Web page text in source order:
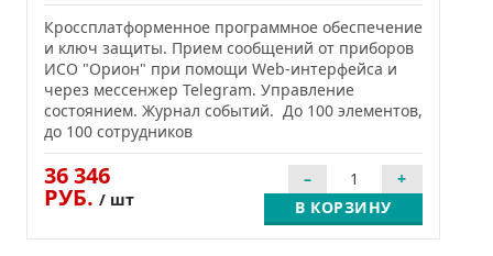
Кроссплатформенное программное обеспечение
и ключ защиты. Прием сообщений от приборов
ИСО "Орион" при помощи Web-интерфейса и
через мессенжер Telegram. Управление
состоянием. Журнал событий. До 100 элементов,
до 100 сотрудников
36 346
РУБ. / шт В КОРЗИНУ